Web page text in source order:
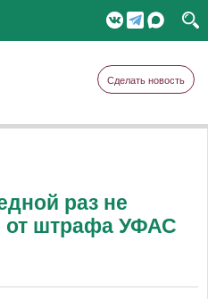
Сделать новость
раз не
от штрафа УФАС